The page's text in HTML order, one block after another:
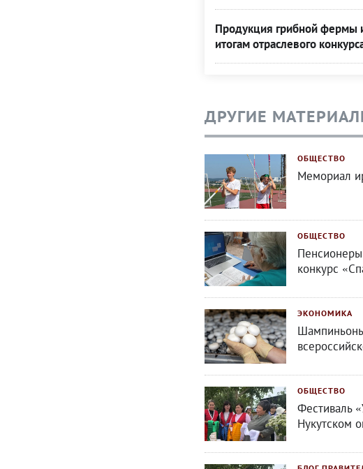
Продукция грибной фермы
итогам отраслевого
ДРУГИЕ
ОБЩЕСТВО
Мемориал
ОБЩЕСТВО
конкурс
ЭКОНОМИКА
ОБЩЕСТВО
Фестиваль
Нукутском